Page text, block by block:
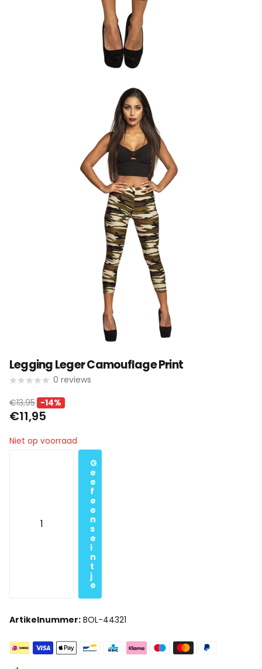
Legging Leger Camouflage Print
0 reviews
€13,95 -14%
€11,95
Niet op voorraad
G
e
e
f
e
e
n
s
e
i
n
t
j
e
Artikelnummer: BOL-44321